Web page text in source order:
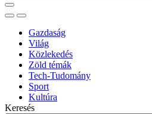
Gazdaság
Világ
Közlekedés
Zöld témák
Tech-Tudomány
Sport
Kultúra
Keresés